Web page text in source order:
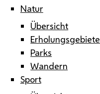
Natur
Übersicht
Erholungsgebiete
Parks
Wandern
Sport